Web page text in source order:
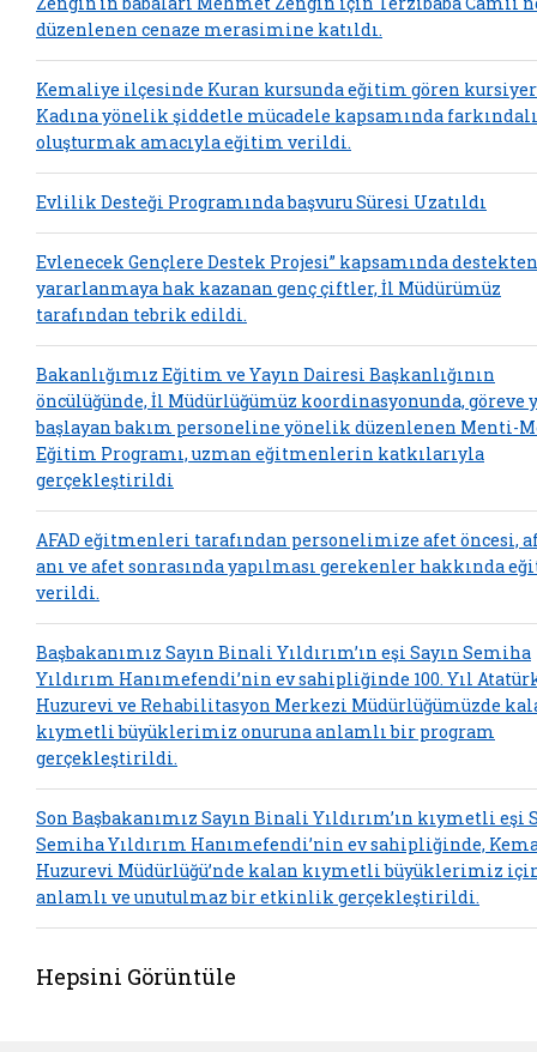
düzenlenen cenaze merasimine katıldı.
Kemaliye ilçesinde Kuran kursunda eğitim gören
Kadına yönelik şiddetle mücadele kapsamında
oluşturmak amacıyla eğitim verildi.
Evlilik Desteği Programında başvuru Süresi Uzatıldı
Evlenecek Gençlere Destek Projesi” kapsamında destekten
yararlanmaya hak kazanan genç çiftler, İl Müdürümüz
tarafından tebrik edildi.
Bakanlığımız Eğitim ve Yayın Dairesi Başkanlığının
öncülüğünde, İl Müdürlüğümüz koordinasyonunda, göreve
başlayan bakım personeline yönelik düzenlenen Menti-
Eğitim Programı, uzman eğitmenlerin katkılarıyla
gerçekleştirildi
AFAD eğitmenleri tarafından personelimize afet öncesi,
anı ve afet sonrasında yapılması gerekenler hakkında
verildi.
Başbakanımız Sayın Binali Yıldırım’ın eşi Sayın Semiha
Yıldırım Hanımefendi’nin ev sahipliğinde 100. Yıl
Huzurevi ve Rehabilitasyon Merkezi Müdürlüğümüzde
kıymetli büyüklerimiz onuruna anlamlı bir program
gerçekleştirildi.
Son Başbakanımız Sayın Binali Yıldırım’ın kıymetli eşi
Semiha Yıldırım Hanımefendi’nin ev sahipliğinde,
Huzurevi Müdürlüğü’nde kalan kıymetli büyüklerimiz
anlamlı ve unutulmaz bir etkinlik gerçekleştirildi.
Hepsini Görüntüle